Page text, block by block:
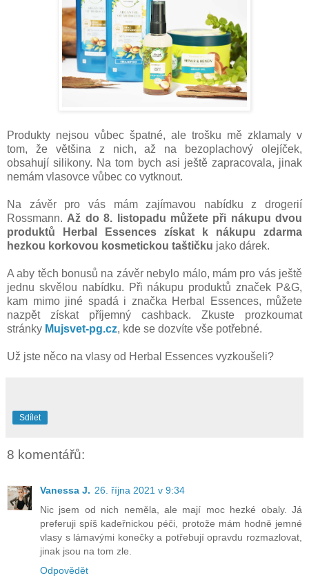
Produkty nejsou vůbec špatné, ale trošku mě zklamaly v
tom, že většina z nich, až na bezoplachový olejíček,
obsahují silikony. Na tom bych asi ještě zapracovala, jinak
nemám vlasovce vůbec co vytknout.
Na závěr pro vás mám zajímavou nabídku z drogerií
Rossmann. Až do 8. listopadu můžete při nákupu dvou
produktů Herbal Essences získat k nákupu zdarma
hezkou korkovou kosmetickou taštičku jako dárek.
A aby těch bonusů na závěr nebylo málo, mám pro vás ještě
jednu skvělou nabídku. Při nákupu produktů značek P&G,
kam mimo jiné spadá i značka Herbal Essences, můžete
nazpět získat příjemný cashback. Zkuste prozkoumat
stránky Mujsvet-pg.cz, kde se dozvíte vše potřebné.
Už jste něco na vlasy od Herbal Essences vyzkoušeli?
Sdílet
8 komentářů:
Vanessa J. 26. října 2021 v 9:34
Nic jsem od nich neměla, ale mají moc hezké obaly. Já
preferuji spíš kadeřnickou péči, protože mám hodně jemné
vlasy s lámavými konečky a potřebují opravdu rozmazlovat,
jinak jsou na tom zle.
Odpovědět